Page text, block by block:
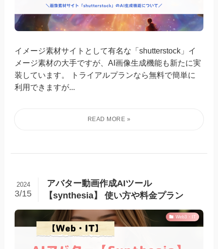
イメージ素材サイトとして有名な「shutterstock」イ
メージ素材の大手ですが、AI画像生成機能も新たに実
装しています。 トライアルプランなら無料で簡単に
利用できますが...
アバター動画作成AIツール
【synthesia】 使い方や料金プラン
2024
3/15
Web3・IT